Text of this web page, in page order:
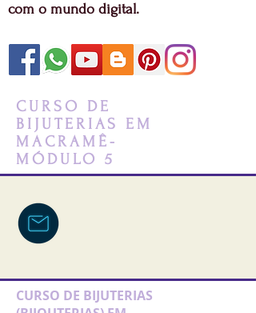
com o mundo digital.
CURSO DE
BIJUTERIAS EM
MACRAMÊ-
MÓDULO 5
CURSO DE BIJUTERIAS